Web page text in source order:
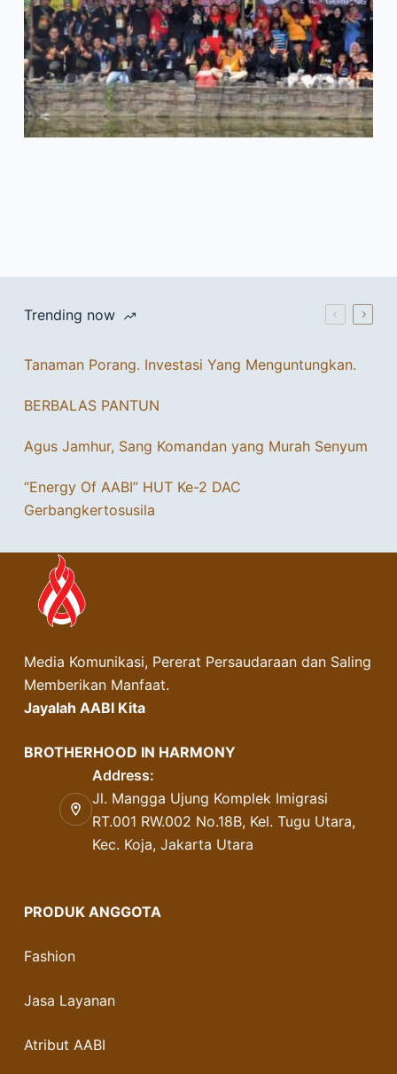
Trending now
Tanaman Porang. Investasi Yang Menguntungkan.
BERBALAS PANTUN
Agus Jamhur, Sang Komandan yang Murah Senyum
“Energy Of AABI” HUT Ke-2 DAC
Gerbangkertosusila
Media Komunikasi, Pererat Persaudaraan dan Saling
Memberikan Manfaat.
Jayalah AABI Kita
BROTHERHOOD IN HARMONY
Address:
Jl. Mangga Ujung Komplek Imigrasi
RT.001 RW.002 No.18B, Kel. Tugu Utara,
Kec. Koja, Jakarta Utara
PRODUK ANGGOTA
Fashion
Jasa Layanan
Atribut AABI